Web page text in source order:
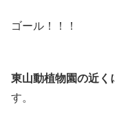
ゴール！！！
東山動植物園の近く
す。